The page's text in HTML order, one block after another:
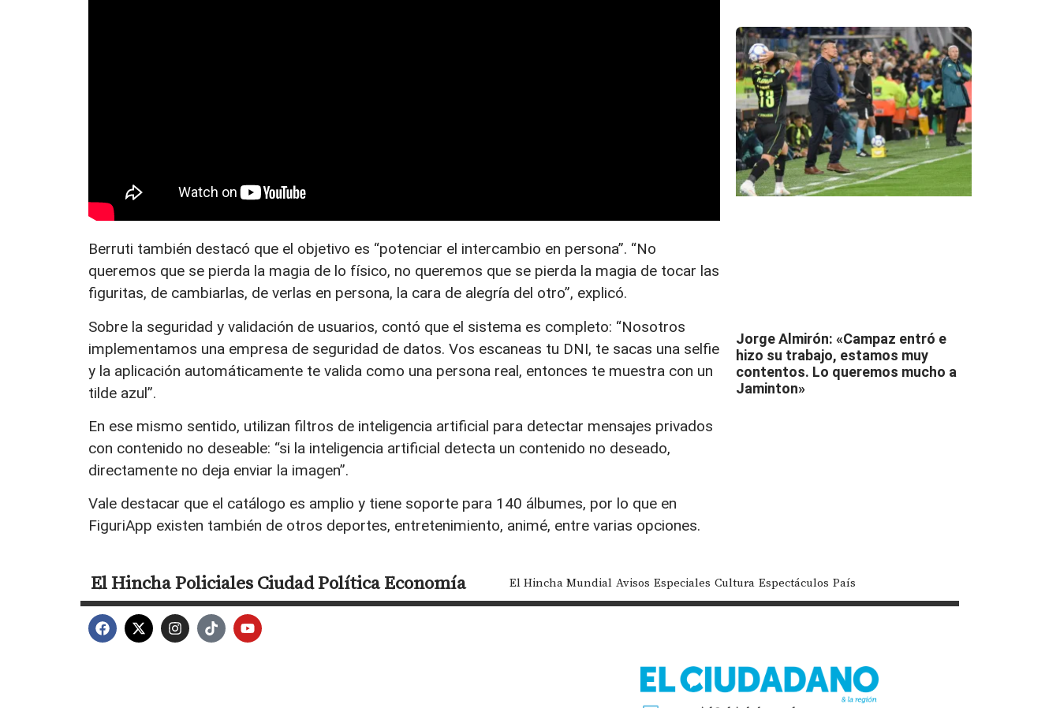
Berruti también destacó que el objetivo es “potenciar el intercambio en persona”. “No
queremos que se pierda la magia de lo físico, no queremos que se pierda la magia de tocar las
figuritas, de cambiarlas, de verlas en persona, la cara de alegría del otro”, explicó.
Sobre la seguridad y validación de usuarios, contó que el sistema es completo: “Nosotros
implementamos una empresa de seguridad de datos. Vos escaneas tu DNI, te sacas una selfie
y la aplicación automáticamente te valida como una persona real, entonces te muestra con un
tilde azul”.
En ese mismo sentido, utilizan filtros de inteligencia artificial para detectar mensajes privados
con contenido no deseable: “si la inteligencia artificial detecta un contenido no deseado,
directamente no deja enviar la imagen”.
Vale destacar que el catálogo es amplio y tiene soporte para 140 álbumes, por lo que en
FiguriApp existen también de otros deportes, entretenimiento, animé, entre varias opciones.
Jorge Almirón: «Campaz entró e
hizo su trabajo, estamos muy
contentos. Lo queremos mucho a
Jaminton»
El HinchaPolicialesCiudadPolíticaEconomía El Hincha Mundial Avisos Especiales Cultura Espectáculos País